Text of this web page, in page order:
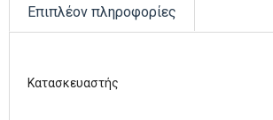
Επιπλέον πληροφορίες
Κατασκευαστής